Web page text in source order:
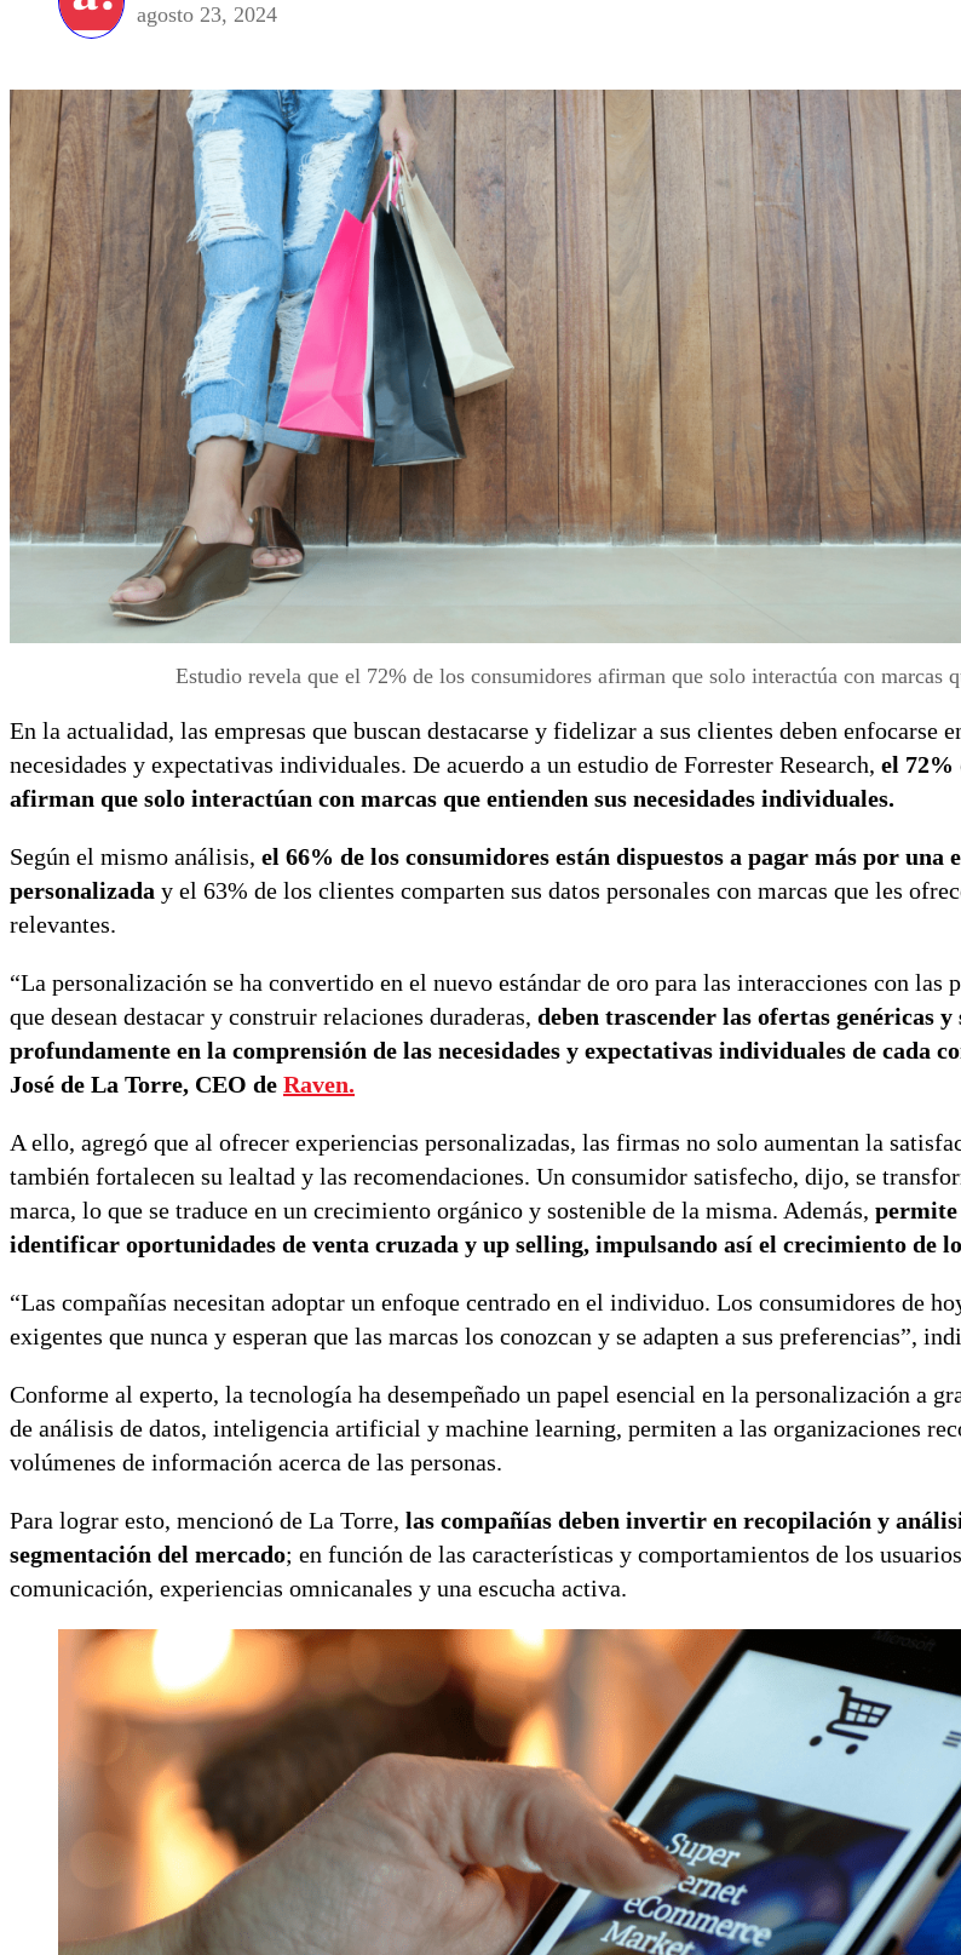
agosto 23, 2024
Estudio revela que el 72% de los consumidores afirman que solo interactúa con marcas
En la actualidad, las empresas que buscan destacarse y fidelizar a sus clientes deben enfocarse
necesidades y expectativas individuales. De acuerdo a un estudio de Forrester Research, el 72%
afirman que solo interactúan con marcas que entienden sus necesidades individuales.
Según el mismo análisis, el 66% de los consumidores están dispuestos a pagar más por una
personalizada y el 63% de los clientes comparten sus datos personales con marcas que les
relevantes.
“La personalización se ha convertido en el nuevo estándar de oro para las interacciones con las
que desean destacar y construir relaciones duraderas, deben trascender las ofertas genéricas
profundamente en la comprensión de las necesidades y expectativas individuales de cada
José de La Torre, CEO de Raven.
A ello, agregó que al ofrecer experiencias personalizadas, las firmas no solo aumentan la
también fortalecen su lealtad y las recomendaciones. Un consumidor satisfecho, dijo, se
marca, lo que se traduce en un crecimiento orgánico y sostenible de la misma. Además, permite
identificar oportunidades de venta cruzada y up selling, impulsando así el crecimiento de
“Las compañías necesitan adoptar un enfoque centrado en el individuo. Los consumidores de
exigentes que nunca y esperan que las marcas los conozcan y se adapten a sus preferencias”,
Conforme al experto, la tecnología ha desempeñado un papel esencial en la personalización a
de análisis de datos, inteligencia artificial y machine learning, permiten a las organizaciones
volúmenes de información acerca de las personas.
Para lograr esto, mencionó de La Torre, las compañías deben invertir en recopilación y
segmentación del mercado; en función de las características y comportamientos de los
comunicación, experiencias omnicanales y una escucha activa.